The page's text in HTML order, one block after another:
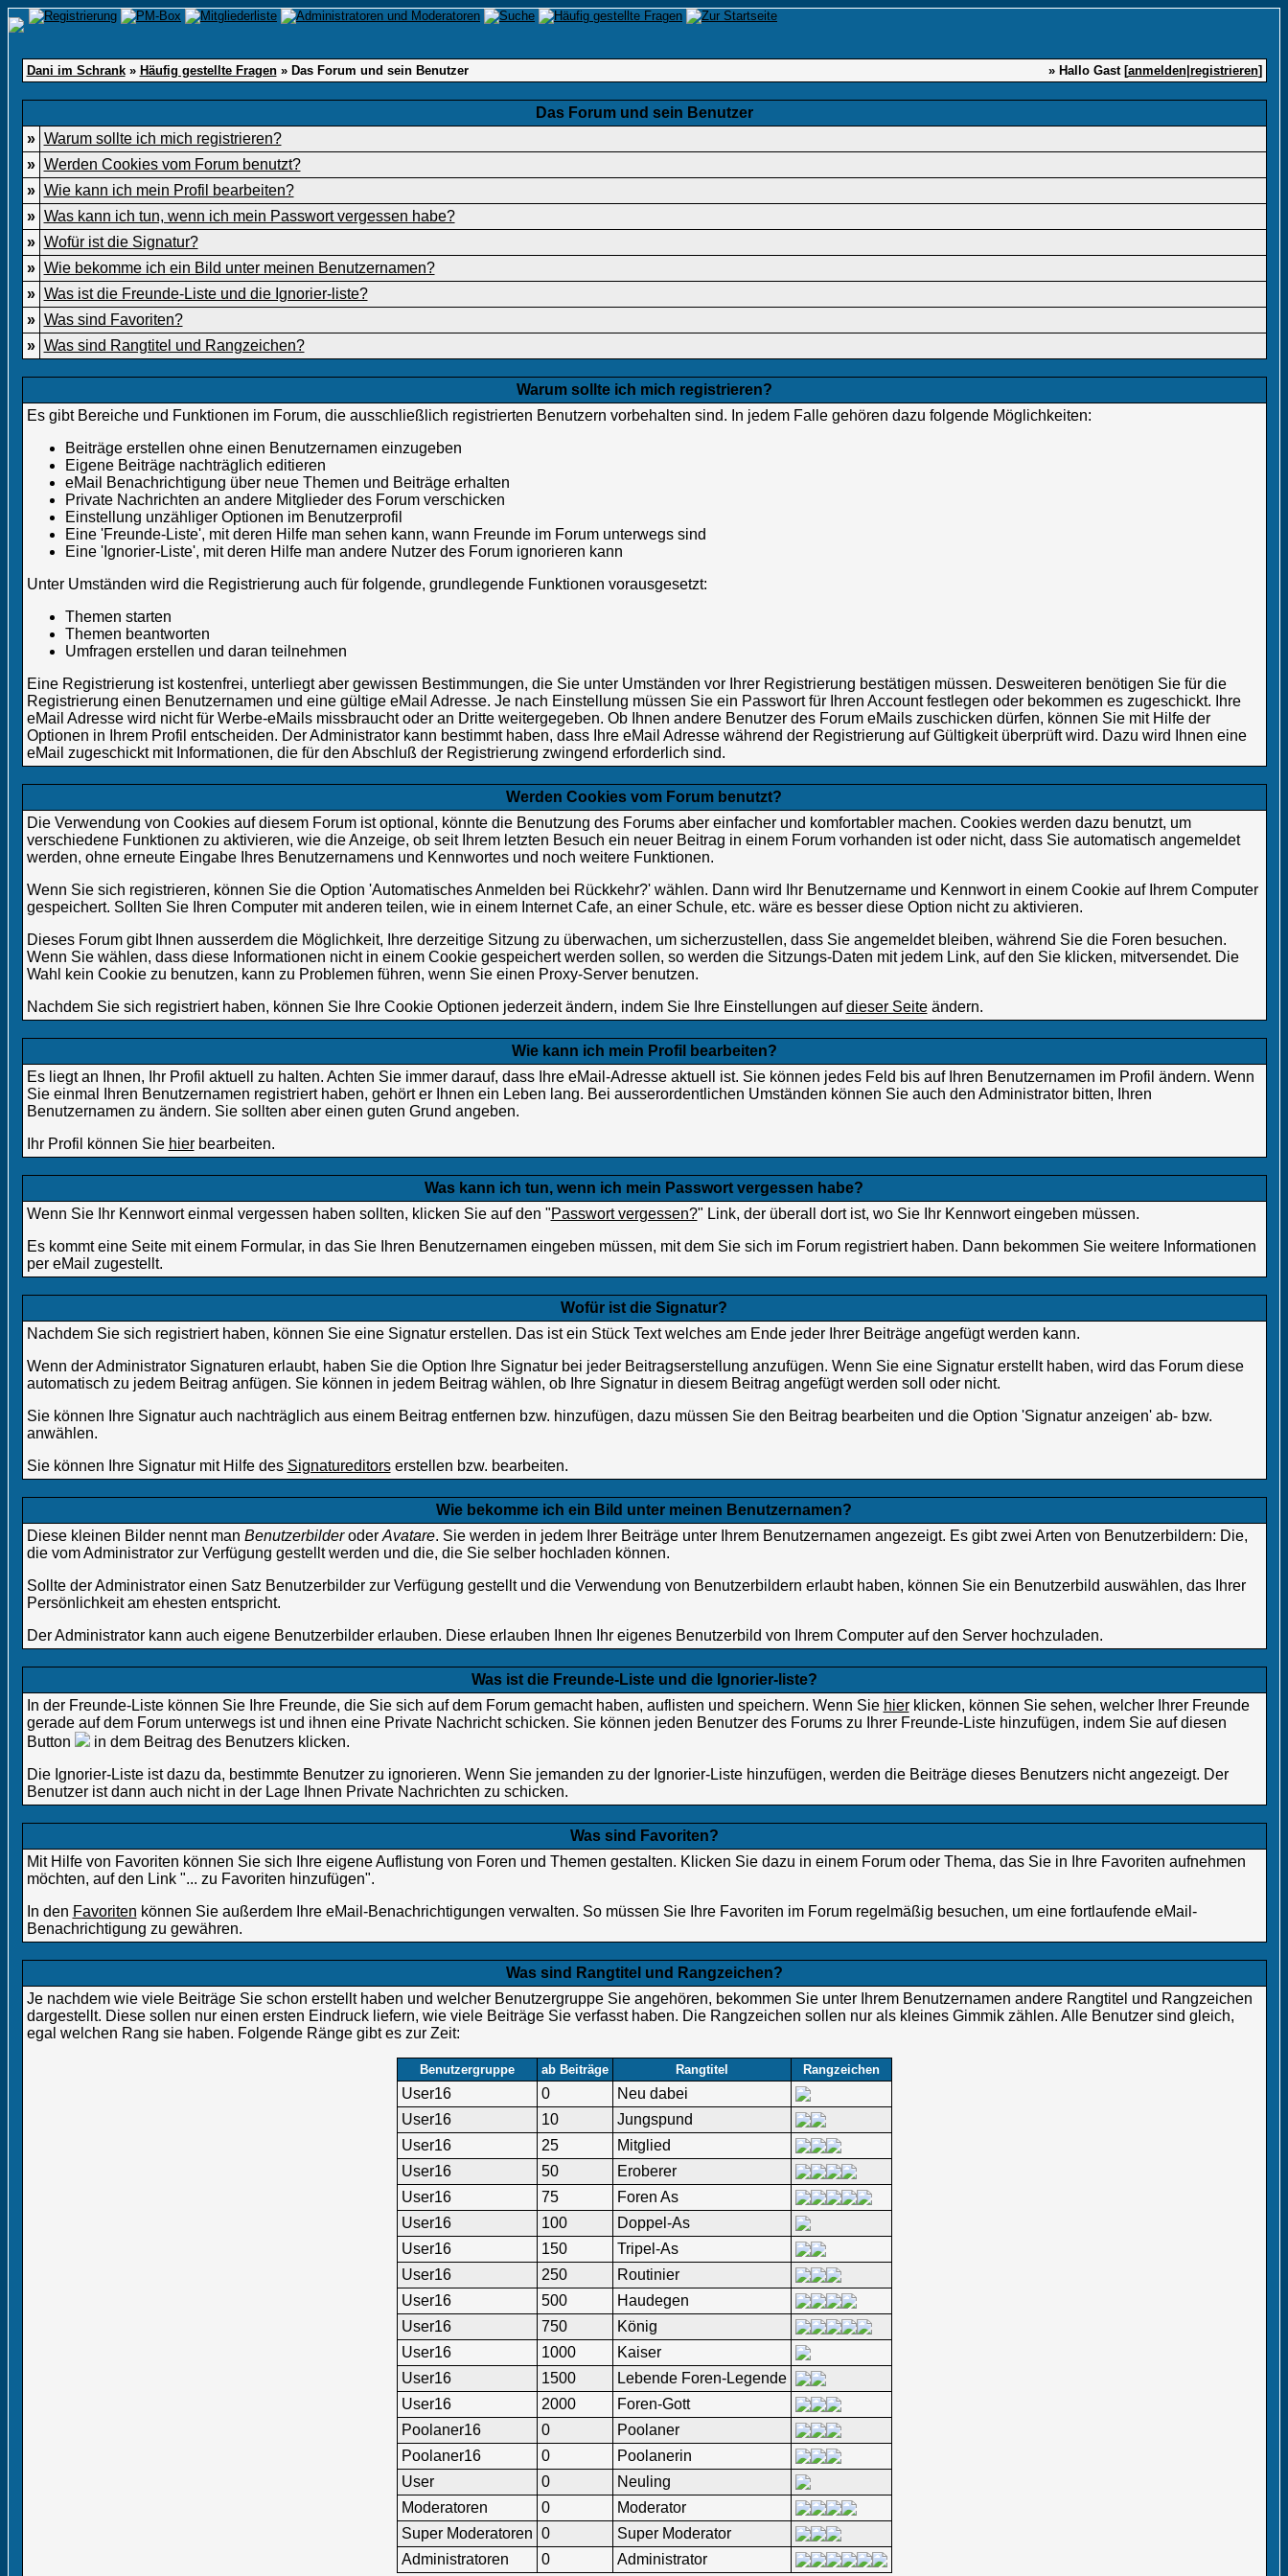
Dani im Schrank» Häufig gestellte Fragen» Das Forum und sein Benutzer » Hallo Gast [anmelden| registrieren]
Das Forum und sein Benutzer
» Warum sollte ich mich registrieren?
» Werden Cookies vom Forum benutzt?
» Wie kann ich mein Profil bearbeiten?
» Was kann ich tun, wenn ich mein Passwort vergessen habe?
» Wofür ist die Signatur?
» Wie bekomme ich ein Bild unter meinen Benutzernamen?
» Was ist die Freunde-Liste und die Ignorier-liste?
» Was sind Favoriten?
» Was sind Rangtitel und Rangzeichen?
Warum sollte ich mich registrieren?
Es gibt Bereiche und Funktionen im Forum, die ausschließlich registrierten Benutzern vorbehalten sind. In jedem Falle gehören dazu folgende Möglichkeiten:
Beiträge erstellen ohne einen Benutzernamen einzugeben
Eigene Beiträge nachträglich editieren
eMail Benachrichtigung über neue Themen und Beiträge erhalten
Private Nachrichten an andere Mitglieder des Forum verschicken
Einstellung unzähliger Optionen im Benutzerprofil
Eine 'Freunde-Liste', mit deren Hilfe man sehen kann, wann Freunde im Forum unterwegs sind
Eine 'Ignorier-Liste', mit deren Hilfe man andere Nutzer des Forum ignorieren kann
Unter Umständen wird die Registrierung auch für folgende, grundlegende Funktionen vorausgesetzt:
Themen starten
Themen beantworten
Umfragen erstellen und daran teilnehmen
Eine Registrierung ist kostenfrei, unterliegt aber gewissen Bestimmungen, die Sie unter Umständen vor Ihrer Registrierung bestätigen müssen. Desweiteren benötigen Sie für die
Registrierung einen Benutzernamen und eine gültige eMail Adresse. Je nach Einstellung müssen Sie ein Passwort für Ihren Account festlegen oder bekommen es zugeschickt. Ihre
eMail Adresse wird nicht für Werbe-eMails missbraucht oder an Dritte weitergegeben. Ob Ihnen andere Benutzer des Forum eMails zuschicken dürfen, können Sie mit Hilfe der
Optionen in Ihrem Profil entscheiden. Der Administrator kann bestimmt haben, dass Ihre eMail Adresse während der Registrierung auf Gültigkeit überprüft wird. Dazu wird Ihnen eine
eMail zugeschickt mit Informationen, die für den Abschluß der Registrierung zwingend erforderlich sind.
Werden Cookies vom Forum benutzt?
Die Verwendung von Cookies auf diesem Forum ist optional, könnte die Benutzung des Forums aber einfacher und komfortabler machen. Cookies werden dazu benutzt, um
verschiedene Funktionen zu aktivieren, wie die Anzeige, ob seit Ihrem letzten Besuch ein neuer Beitrag in einem Forum vorhanden ist oder nicht, dass Sie automatisch angemeldet
werden, ohne erneute Eingabe Ihres Benutzernamens und Kennwortes und noch weitere Funktionen.
Wenn Sie sich registrieren, können Sie die Option 'Automatisches Anmelden bei Rückkehr?' wählen. Dann wird Ihr Benutzername und Kennwort in einem Cookie auf Ihrem Computer
gespeichert. Sollten Sie Ihren Computer mit anderen teilen, wie in einem Internet Cafe, an einer Schule, etc. wäre es besser diese Option nicht zu aktivieren.
Dieses Forum gibt Ihnen ausserdem die Möglichkeit, Ihre derzeitige Sitzung zu überwachen, um sicherzustellen, dass Sie angemeldet bleiben, während Sie die Foren besuchen.
Wenn Sie wählen, dass diese Informationen nicht in einem Cookie gespeichert werden sollen, so werden die Sitzungs-Daten mit jedem Link, auf den Sie klicken, mitversendet. Die
Wahl kein Cookie zu benutzen, kann zu Problemen führen, wenn Sie einen Proxy-Server benutzen.
Nachdem Sie sich registriert haben, können Sie Ihre Cookie Optionen jederzeit ändern, indem Sie Ihre Einstellungen aufdieser Seiteändern.
Wie kann ich mein Profil bearbeiten?
Es liegt an Ihnen, Ihr Profil aktuell zu halten. Achten Sie immer darauf, dass Ihre eMail-Adresse aktuell ist. Sie können jedes Feld bis auf Ihren Benutzernamen im Profil ändern. Wenn
Sie einmal Ihren Benutzernamen registriert haben, gehört er Ihnen ein Leben lang. Bei ausserordentlichen Umständen können Sie auch den Administrator bitten, Ihren
Benutzernamen zu ändern. Sie sollten aber einen guten Grund angeben.
Ihr Profil können Sie hierbearbeiten.
Was kann ich tun, wenn ich mein Passwort vergessen habe?
Wenn Sie Ihr Kennwort einmal vergessen haben sollten, klicken Sie auf den "Passwort vergessen?" Link, der überall dort ist, wo Sie Ihr Kennwort eingeben müssen.
Es kommt eine Seite mit einem Formular, in das Sie Ihren Benutzernamen eingeben müssen, mit dem Sie sich im Forum registriert haben. Dann bekommen Sie weitere Informationen
per eMail zugestellt.
Wofür ist die Signatur?
Nachdem Sie sich registriert haben, können Sie eine Signatur erstellen. Das ist ein Stück Text welches am Ende jeder Ihrer Beiträge angefügt werden kann.
Wenn der Administrator Signaturen erlaubt, haben Sie die Option Ihre Signatur bei jeder Beitragserstellung anzufügen. Wenn Sie eine Signatur erstellt haben, wird das Forum diese
automatisch zu jedem Beitrag anfügen. Sie können in jedem Beitrag wählen, ob Ihre Signatur in diesem Beitrag angefügt werden soll oder nicht.
Sie können Ihre Signatur auch nachträglich aus einem Beitrag entfernen bzw. hinzufügen, dazu müssen Sie den Beitrag bearbeiten und die Option 'Signatur anzeigen' ab- bzw.
anwählen.
Sie können Ihre Signatur mit Hilfe des Signatureditorserstellen bzw. bearbeiten.
Wie bekomme ich ein Bild unter meinen Benutzernamen?
Diese kleinen Bilder nennt man Benutzerbilderoder Avatare. Sie werden in jedem Ihrer Beiträge unter Ihrem Benutzernamen angezeigt. Es gibt zwei Arten von Benutzerbildern: Die,
die vom Administrator zur Verfügung gestellt werden und die, die Sie selber hochladen können.
Sollte der Administrator einen Satz Benutzerbilder zur Verfügung gestellt und die Verwendung von Benutzerbildern erlaubt haben, können Sie ein Benutzerbild auswählen, das Ihrer
Persönlichkeit am ehesten entspricht.
Der Administrator kann auch eigene Benutzerbilder erlauben. Diese erlauben Ihnen Ihr eigenes Benutzerbild von Ihrem Computer auf den Server hochzuladen.
Was ist die Freunde-Liste und die Ignorier-liste?
In der Freunde-Liste können Sie Ihre Freunde, die Sie sich auf dem Forum gemacht haben, auflisten und speichern. Wenn Sie hierklicken, können Sie sehen, welcher Ihrer Freunde
gerade auf dem Forum unterwegs ist und ihnen eine Private Nachricht schicken. Sie können jeden Benutzer des Forums zu Ihrer Freunde-Liste hinzufügen, indem Sie auf diesen
Button
in dem Beitrag des Benutzers klicken.
Die Ignorier-Liste ist dazu da, bestimmte Benutzer zu ignorieren. Wenn Sie jemanden zu der Ignorier-Liste hinzufügen, werden die Beiträge dieses Benutzers nicht angezeigt. Der
Benutzer ist dann auch nicht in der Lage Ihnen Private Nachrichten zu schicken.
Was sind Favoriten?
Mit Hilfe von Favoriten können Sie sich Ihre eigene Auflistung von Foren und Themen gestalten. Klicken Sie dazu in einem Forum oder Thema, das Sie in Ihre Favoriten aufnehmen
möchten, auf den Link "... zu Favoriten hinzufügen".
In den Favoriten können Sie außerdem Ihre eMail-Benachrichtigungen verwalten. So müssen Sie Ihre Favoriten im Forum regelmäßig besuchen, um eine fortlaufende eMail-
Benachrichtigung zu gewähren.
Was sind Rangtitel und Rangzeichen?
Je nachdem wie viele Beiträge Sie schon erstellt haben und welcher Benutzergruppe Sie angehören, bekommen Sie unter Ihrem Benutzernamen andere Rangtitel und Rangzeichen
dargestellt. Diese sollen nur einen ersten Eindruck liefern, wie viele Beiträge Sie verfasst haben. Die Rangzeichen sollen nur als kleines Gimmik zählen. Alle Benutzer sind gleich,
egal welchen Rang sie haben. Folgende Ränge gibt es zur Zeit:
Benutzergruppe ab Beiträge Rangtitel Rangzeichen
User16 0
Neu dabei
User16
10
Jungspund
User16
25
Mitglied
User16
50
Eroberer
User16
75
Foren As
User16
100
Doppel-As
User16
150
Tripel-As
User16
250
Routinier
User16
500
Haudegen
User16
750
König
User16
1000
Kaiser
User16
1500
Lebende Foren-Legende
User16
2000
Foren-Gott
Poolaner16
0
Poolaner
Poolaner16
0
Poolanerin
User
0
Neuling
Moderatoren
0
Moderator
Super Moderatoren 0
Super Moderator
Administratoren
0 Administrator